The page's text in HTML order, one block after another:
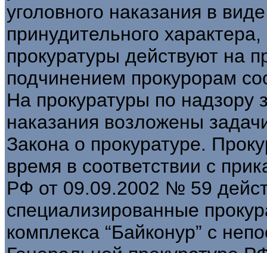
уголовного наказания в
принудительного
прокуратуры действуют на
подчинением прокурорам
На прокуратуры по надзору
наказания возложены
Закона о прокуратуре.
время в соответствии с
РФ от 09.09.2002 № 59
специализированные
комплекса “Байконур” с